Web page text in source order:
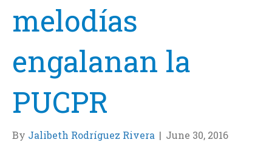
melodías
engalanan la
PUCPR
By Jalibeth Rodríguez Rivera | June 30, 2016